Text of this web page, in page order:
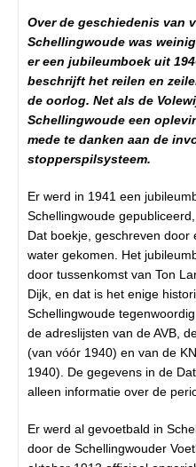
Over de geschiedenis van
Schellingwoude was
er een jubileumboek uit
beschrijft het reilen en
de oorlog. Net als de
Schellingwoude een
mede te danken aan de
stopperspilsysteem.
Er werd in 1941 een
Schellingwoude
Dat boekje, geschreven door
water gekomen. Het
door tussenkomst van Ton
Dijk, en dat is het enige
Schellingwoude
de adreslijsten van de AVB,
(van vóór 1940) en van de
1940). De gegevens in de
alleen informatie over de
Er werd al gevoetbald in
door de Schellingwouder